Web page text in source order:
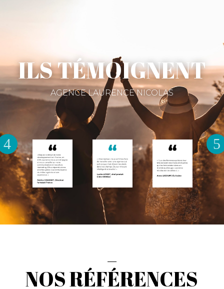
ILS TÉMOIGNENT
AGENCE LAURENCE NICOLAS
NOS RÉFÉRENCES